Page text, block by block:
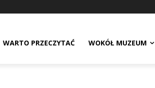
WARTO PRZECZYTAĆ WOKÓŁ MUZEUM